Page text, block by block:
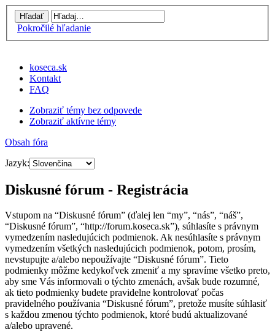
Pokročilé hľadanie
koseca.sk
Kontakt
FAQ
Zobraziť témy bez odpovede
Zobraziť aktívne témy
Obsah fóra
Jazyk:
Diskusné fórum - Registrácia
Vstupom na “Diskusné fórum” (ďalej len “my”, “nás”, “náš”,
“Diskusné fórum”, “http://forum.koseca.sk”), súhlasíte s právnym
vymedzením nasledujúcich podmienok. Ak nesúhlasíte s právnym
vymedzením všetkých nasledujúcich podmienok, potom, prosím,
nevstupujte a/alebo nepoužívajte “Diskusné fórum”. Tieto
podmienky môžme kedykoľvek zmeniť a my spravíme všetko preto,
aby sme Vás informovali o týchto zmenách, avšak bude rozumné,
ak tieto podmienky budete pravidelne kontrolovať počas
pravidelného používania “Diskusné fórum”, pretože musíte súhlasiť
s každou zmenou týchto podmienok, ktoré budú aktualizované
a/alebo upravené.